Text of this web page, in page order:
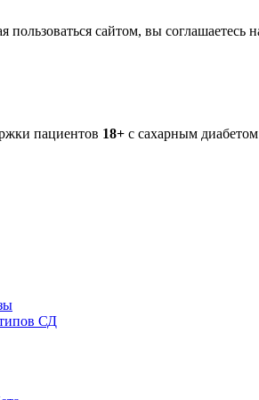
сайтом, вы соглашаетесь
пациентов 18+ с сахарным диабетом
СД